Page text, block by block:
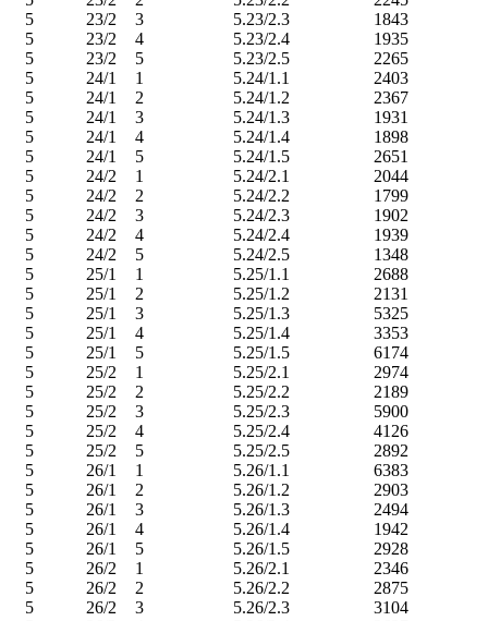
5
23/2 3 5.23/2.3
1843
5
23/2 4 5.23/2.4
1935
5
23/2 5 5.23/2.5
2265
5
24/1 1 5.24/1.1
2403
5
24/1 2 5.24/1.2
2367
5
24/1 3 5.24/1.3
1931
5
24/1 4 5.24/1.4
1898
5
24/1 5 5.24/1.5
2651
5
24/2 1 5.24/2.1
2044
5
24/2 2 5.24/2.2
1799
5
24/2 3 5.24/2.3
1902
5
24/2 4 5.24/2.4
1939
5
24/2 5 5.24/2.5
1348
5
25/1 1 5.25/1.1
2688
5
25/1 2 5.25/1.2
2131
5
25/1 3 5.25/1.3
5325
5
25/1 4 5.25/1.4
3353
5
25/1 5 5.25/1.5
6174
5
25/2 1 5.25/2.1
2974
5
25/2 2 5.25/2.2
2189
5
25/2 3 5.25/2.3
5900
5
25/2 4 5.25/2.4
4126
5
25/2 5 5.25/2.5
2892
5
26/1 1 5.26/1.1
6383
5
26/1 2 5.26/1.2
2903
5
26/1 3 5.26/1.3
2494
5
26/1 4 5.26/1.4
1942
5
26/1 5 5.26/1.5
2928
5
26/2 1 5.26/2.1
2346
5
26/2 2 5.26/2.2
2875
5
26/2 3 5.26/2.3
3104